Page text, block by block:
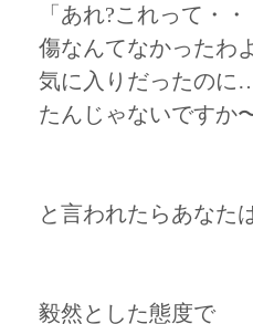
「あれ?これって・
傷なんてなかったわ
気に入りだったのに
たんじゃないですか
と言われたらあなた
毅然とした態度で